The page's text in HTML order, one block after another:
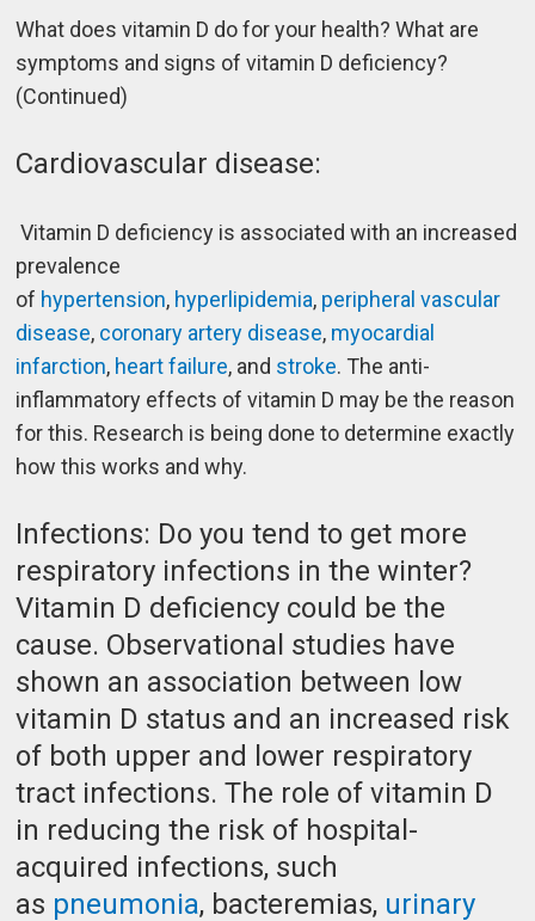
What does vitamin D do for your health? What are
symptoms and signs of vitamin D deficiency?
(Continued)
Cardiovascular disease:
Vitamin D deficiency is associated with an increased
prevalence
of hypertension, hyperlipidemia, peripheral vascular
disease, coronary artery disease, myocardial
infarction, heart failure, and stroke. The anti-
inflammatory effects of vitamin D may be the reason
for this. Research is being done to determine exactly
how this works and why.
Infections: Do you tend to get more
respiratory infections in the winter?
Vitamin D deficiency could be the
cause. Observational studies have
shown an association between low
vitamin D status and an increased risk
of both upper and lower respiratory
tract infections. The role of vitamin D
in reducing the risk of hospital-
acquired infections, such
as pneumonia, bacteremias, urinary